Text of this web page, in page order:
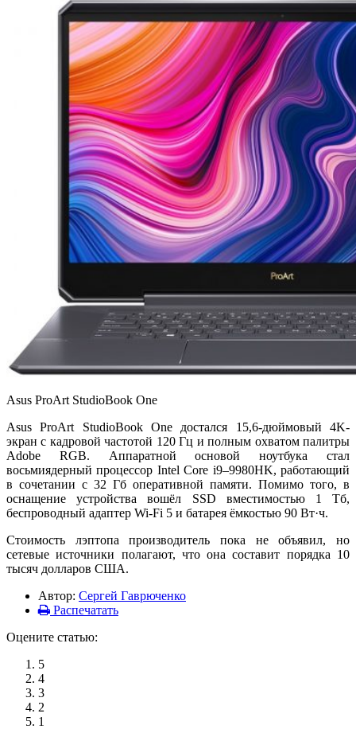
Asus ProArt StudioBook One
Asus ProArt StudioBook One достался 15,6-дюймовый 4K-
экран с кадровой частотой 120 Гц и полным охватом палитры
Adobe RGB. Аппаратной основой ноутбука стал
восьмиядерный процессор Intel Core i9–9980HK, работающий
в сочетании с 32 Гб оперативной памяти. Помимо того, в
оснащение устройства вошёл SSD вместимостью 1 Тб,
беспроводный адаптер Wi-Fi 5 и батарея ёмкостью 90 Вт·ч.
Стоимость лэптопа производитель пока не объявил, но
сетевые источники полагают, что она составит порядка 10
тысяч долларов США.
Автор: Сергей Гаврюченко
Распечатать
Оцените статью:
5
4
3
2
1